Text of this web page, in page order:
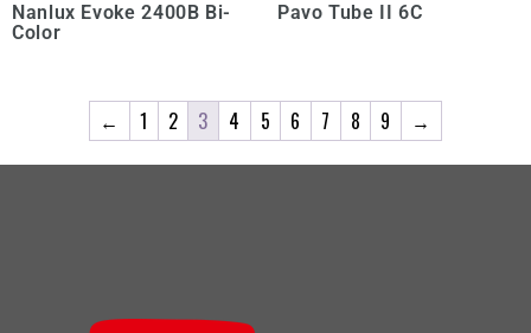
Nanlux Evoke 2400B Bi-
Color
Pavo Tube II 6C
← 1 2 3 4 5 6 7 8 9 →